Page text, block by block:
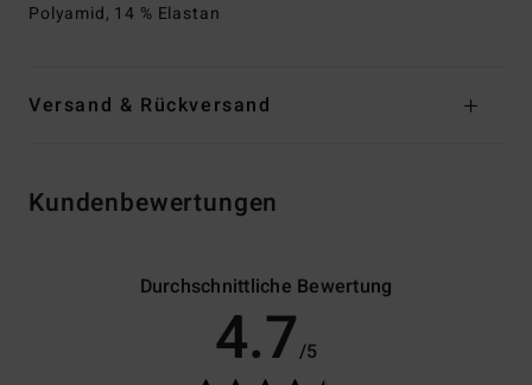
Polyamid, 14 % Elastan
Versand & Rückversand
Kundenbewertungen
Durchschnittliche Bewertung
4.7/5